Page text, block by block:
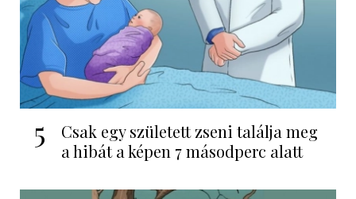
5
Csak egy született zseni találja meg
a hibát a képen 7 másodperc alatt